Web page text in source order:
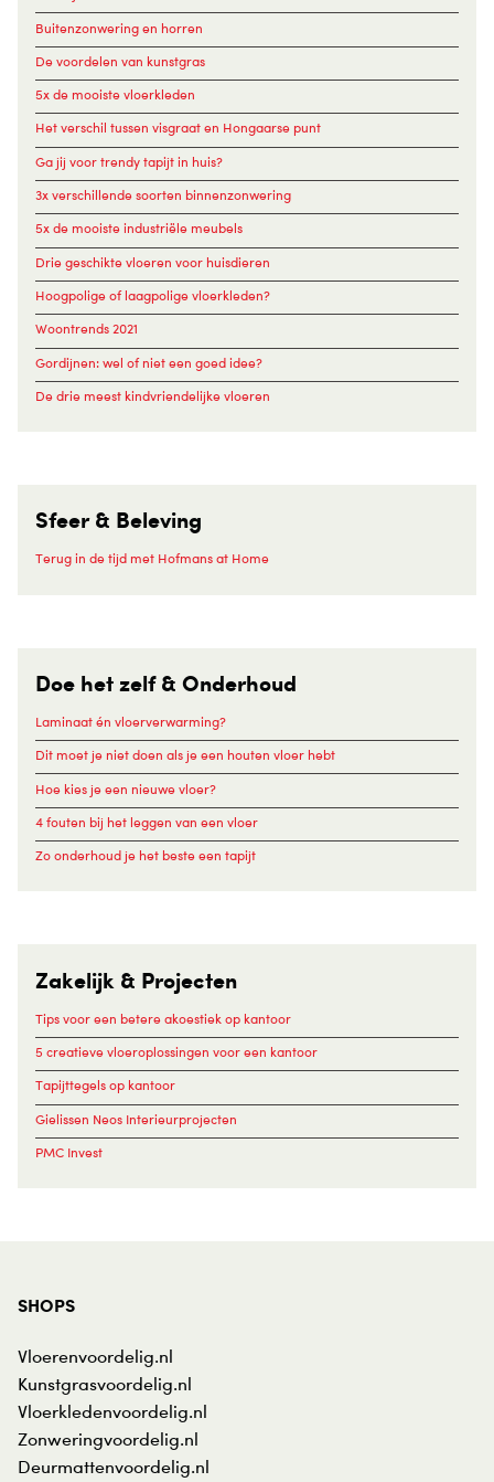
Buitenzonwering en horren
De voordelen van kunstgras
5x de mooiste vloerkleden
Het verschil tussen visgraat en Hongaarse punt
Ga jij voor trendy tapijt in huis?
3x verschillende soorten binnenzonwering
5x de mooiste industriële meubels
Drie geschikte vloeren voor huisdieren
Hoogpolige of laagpolige vloerkleden?
Woontrends 2021
Gordijnen: wel of niet een goed idee?
De drie meest kindvriendelijke vloeren
Sfeer & Beleving
Terug in de tijd met Hofmans at Home
Doe het zelf & Onderhoud
Laminaat én vloerverwarming?
Dit moet je niet doen als je een houten vloer hebt
Hoe kies je een nieuwe vloer?
4 fouten bij het leggen van een vloer
Zo onderhoud je het beste een tapijt
Zakelijk & Projecten
Tips voor een betere akoestiek op kantoor
5 creatieve vloeroplossingen voor een kantoor
Tapijttegels op kantoor
Gielissen Neos Interieurprojecten
PMC Invest
SHOPS
Vloerenvoordelig.nl
Kunstgrasvoordelig.nl
Vloerkledenvoordelig.nl
Zonweringvoordelig.nl
Deurmattenvoordelig.nl